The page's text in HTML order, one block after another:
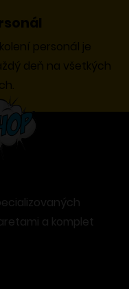
personál je
deň na všetkých
a komplet